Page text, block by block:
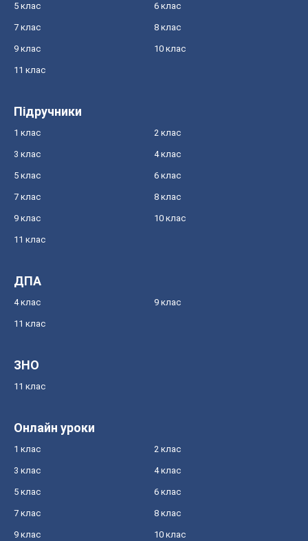
5 клас 6 клас
7 клас 8 клас
9 клас 10 клас
11 клас
Підручники
1 клас 2 клас
3 клас 4 клас
5 клас 6 клас
7 клас 8 клас
9 клас 10 клас
11 клас
ДПА
4 клас 9 клас
11 клас
ЗНО
11 клас
Онлайн уроки
1 клас 2 клас
3 клас 4 клас
5 клас 6 клас
7 клас 8 клас
9 клас 10 клас